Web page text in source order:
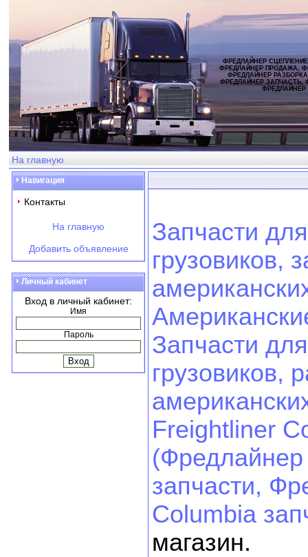
ФРЕДЛАЙНЕР
ФРЕДЛАЙНЕР ПРОДАЖА,
ФРЕДЛАЙНЕР
ФРЕДЛАЙНЕР ЗАПЧАСТЬ,
ФРЕДЛАЙНЕР
На главную
Навигация
Контакты
На главную
Добавить объявление
Личный кабинет
Вход в личный кабинет:
Имя
Пароль
Запчасти
грузовиков,
Запчасти
грузовиков,
Freightliner
запчасти,
Columbia
магазин.